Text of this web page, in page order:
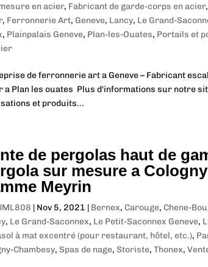
en acier, Fabricant de garde-corps en acier,
, Ferronnerie Art, Geneve, Lancy, Le Grand-
, Plainpalais Geneve, Plan-les-Ouates, Portails et
de ferronnerie art a Geneve – Fabricant
a Plan les ouates Plus d'informations sur notre
et produits...
de pergolas haut de
sur mesure a
Meyrin
| Nov 5, 2021 | Bernex, Carouge, Chene-
, Le Grand-Saconnex, Le Petit-Saconnex Geneve,
à mat excentré (pour restaurant, hôtel, etc.),
Chambesy, Spas de nage, Storiste, Thonex,